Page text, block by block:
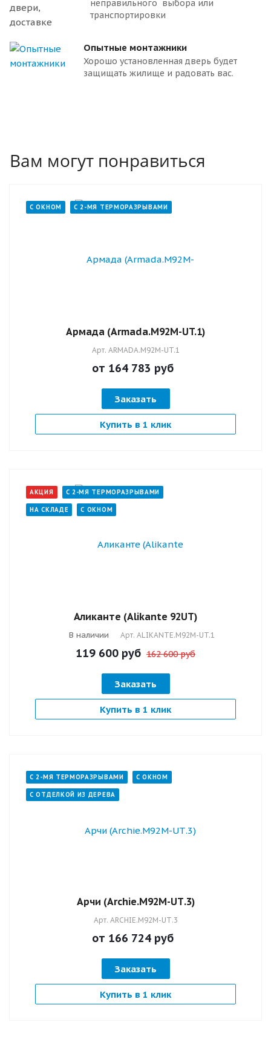
неправильного выбора или
транспортировки
Опытные монтажники
Хорошо установленная дверь будет
защищать жилище и радовать вас.
Вам могут понравиться
С ОКНОМ С 2-МЯ ТЕРМОРАЗРЫВАМИ
Армада (Armada.M92M-UT.1)
Арт. ARMADA.M92M-UT.1
от 164 783 руб
Заказать
Купить в 1 клик
АКЦИЯ С 2-МЯ ТЕРМОРАЗРЫВАМИ
НА СКЛАДЕ С ОКНОМ
Аликанте (Alikante 92UT)
В наличии Арт. ALIKANTE.M92M-UT.1
119 600 руб 162 600 руб
Заказать
Купить в 1 клик
С 2-МЯ ТЕРМОРАЗРЫВАМИ С ОКНОМ
С ОТДЕЛКОЙ ИЗ ДЕРЕВА
Арчи (Archie.M92M-UТ.3)
Арт. ARCHIE.M92M-UТ.3
от 166 724 руб
Заказать
Купить в 1 клик